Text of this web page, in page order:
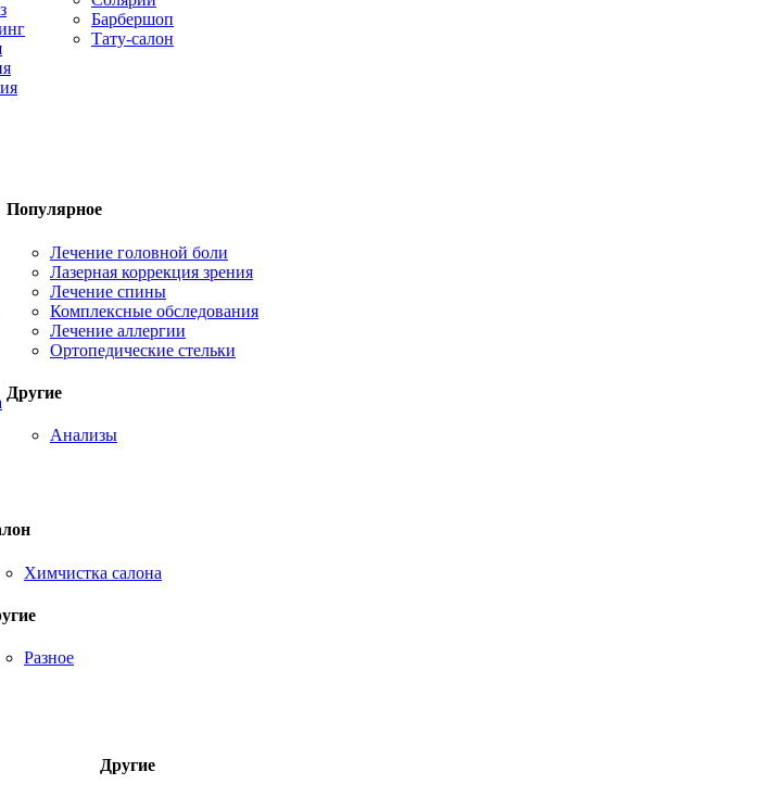
Барбершоп
Тату-салон
Популярное
Лечение головной боли
Лазерная коррекция зрения
Лечение спины
Комплексные обследования
Лечение аллергии
Ортопедические стельки
Другие
Анализы
Химчистка салона
Разное
Другие